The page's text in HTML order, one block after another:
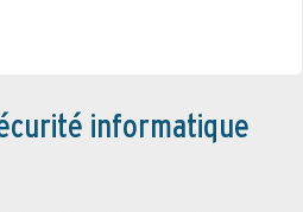
informatique